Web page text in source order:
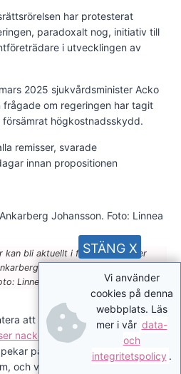
har protesterat
paradoxalt nog, initiativ till
i utvecklingen av
2025 sjukvårdsminister Acko
frågade om regeringen har tagit
högkostnadsskydd.
remisser, svarade
innan propositionen
kan bli aktuellt i framtiden, säger
Johansson i intervjun med
Linnea Bengtsson.
att
SKR, Sveriges kommuner
nackdelar
med förslaget om
på hälsomässiga och
och varnar även för behov av
Vi använder
cookies på denna
webbplats. Läs
mer i vår data-
och
integritetspolicy .
STÄNG X